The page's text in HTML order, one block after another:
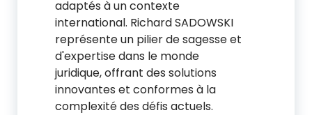
adaptés à un contexte
international. Richard SADOWSKI
représente un pilier de sagesse et
d'expertise dans le monde
juridique, offrant des solutions
innovantes et conformes à la
complexité des défis actuels.